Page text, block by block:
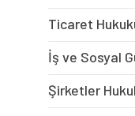
Ticaret
İş ve Sosyal
Şirketler